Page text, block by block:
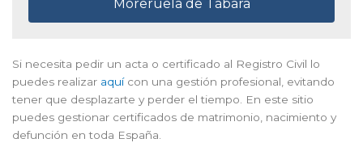
Moreruela de Tábara
Si necesita pedir un acta o certificado al Registro Civil lo
puedes realizar aquícon una gestión profesional, evitando
tener que desplazarte y perder el tiempo. En este sitio
puedes gestionar certificados de matrimonio, nacimiento y
defunción en toda España.